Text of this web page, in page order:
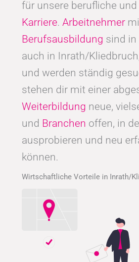
für unsere berufliche
Karriere. Arbeitnehmer
Berufsausbildung sind in
auch in Inrath/
und werden ständig
stehen dir mit einer
Weiterbildung neue,
und Branchen offen, in
ausprobieren und neu
können.
Wirtschaftliche Vorteile in Inrath/